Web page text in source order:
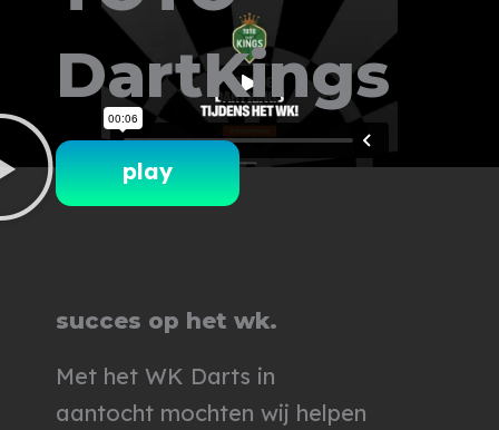
inhoud
DartKings
play
succes op het wk.
Met het WK Darts in
aantocht mochten wij helpen